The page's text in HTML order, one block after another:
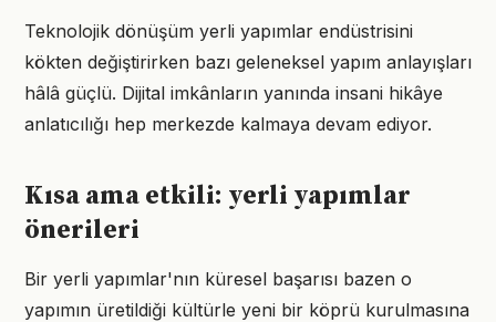
Teknolojik dönüşüm yerli yapımlar endüstrisini
kökten değiştirirken bazı geleneksel yapım anlayışları
hâlâ güçlü. Dijital imkânların yanında insani hikâye
anlatıcılığı hep merkezde kalmaya devam ediyor.
Kısa ama etkili: yerli yapımlar
önerileri
Bir yerli yapımlar'nın küresel başarısı bazen o
yapımın üretildiği kültürle yeni bir köprü kurulmasına